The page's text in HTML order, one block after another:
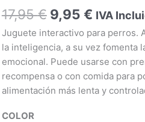
17,95€ era:
17,95 €.
9,95 €es:
9,95 €.
IVA
Juguete interactivo para perros.
la inteligencia, a su vez fomenta
emocional. Puede usarse con
recompensa o con comida para
alimentación más lenta y
COLOR